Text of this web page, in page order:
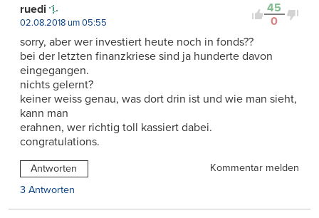
45
0
ruedi
02.08.2018 um 05:55
sorry, aber wer investiert heute noch in fonds??
bei der letzten finanzkriese sind ja hunderte davon
eingegangen.
nichts gelernt?
keiner weiss genau, was dort drin ist und wie man sieht,
kann man
erahnen, wer richtig toll kassiert dabei.
congratulations.
Antworten
Kommentar melden
3 Antworten